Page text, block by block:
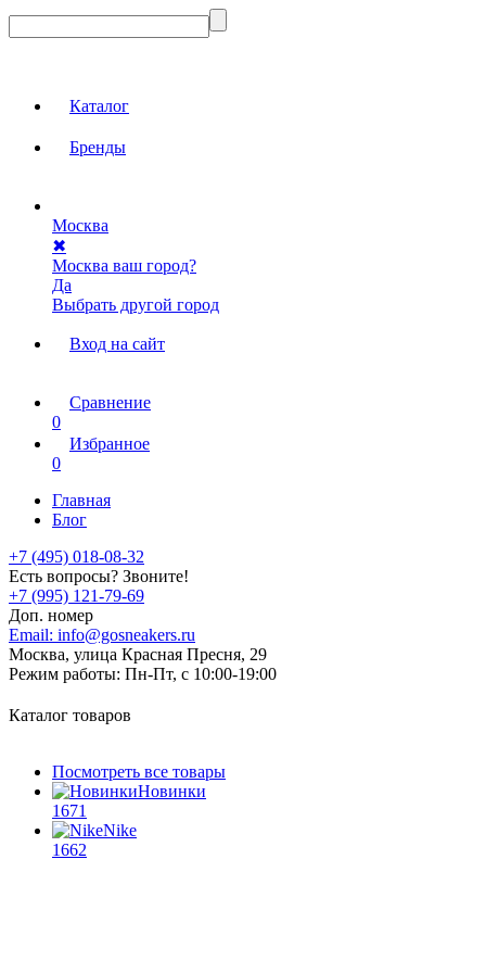
Каталог
Бренды
Москва
✖
Москва ваш город?
Да
Выбрать другой город
Вход на сайт
Сравнение
0
Избранное
0
Главная
Блог
+7 (495) 018-08-32
Есть вопросы? Звоните!
+7 (995) 121-79-69
Доп. номер
Email: info@gosneakers.ru
Москва, улица Красная Пресня, 29
Режим работы: Пн-Пт, с 10:00-19:00
Каталог товаров
Посмотреть все товары
Новинки
1671
Nike
1662